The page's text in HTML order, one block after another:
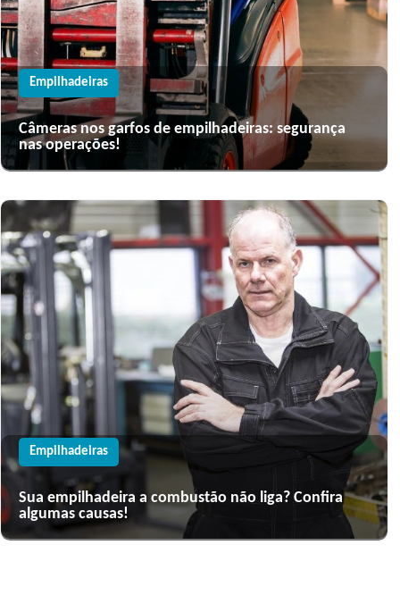
Empilhadeiras
Câmeras nos garfos de empilhadeiras: segurança
nas operações!
Empilhadeiras
Sua empilhadeira a combustão não liga? Confira
algumas causas!